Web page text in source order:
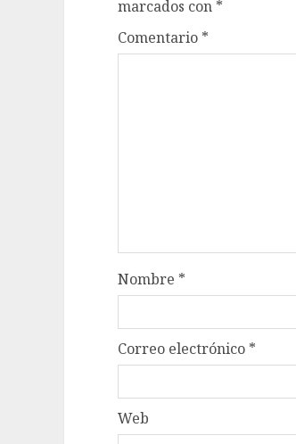
marcados con *
Comentario *
Nombre *
Correo electrónico *
Web